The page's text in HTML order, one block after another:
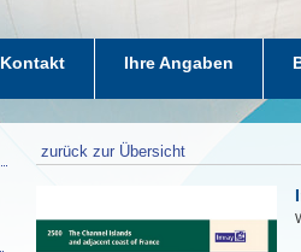
Kontakt Ihre Angaben
zurück zur Übersicht